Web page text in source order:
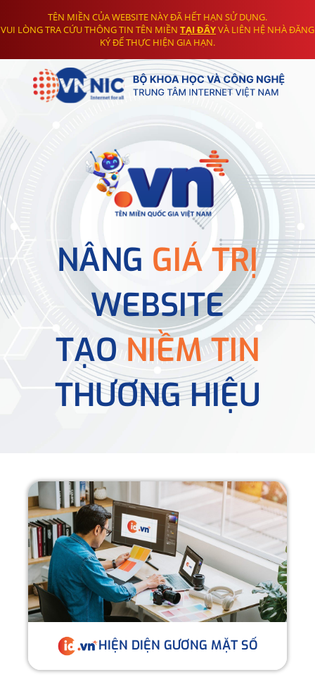
TÊN MIỀN CỦA WEBSITE NÀY ĐÃ HẾT HẠN SỬ DỤNG.
VUI LÒNG TRA CỨU THÔNG TIN TÊN MIỀN TẠI ĐÂYVÀ LIÊN HỆ NHÀ ĐĂNG
KÝ ĐỂ THỰC HIỆN GIA HẠN.
NÂNG GIÁ TRỊ
WEBSITE
TẠONIỀM TIN
THƯƠNG HIỆU
HIỆN DIỆN GƯƠNG MẶT SỐ